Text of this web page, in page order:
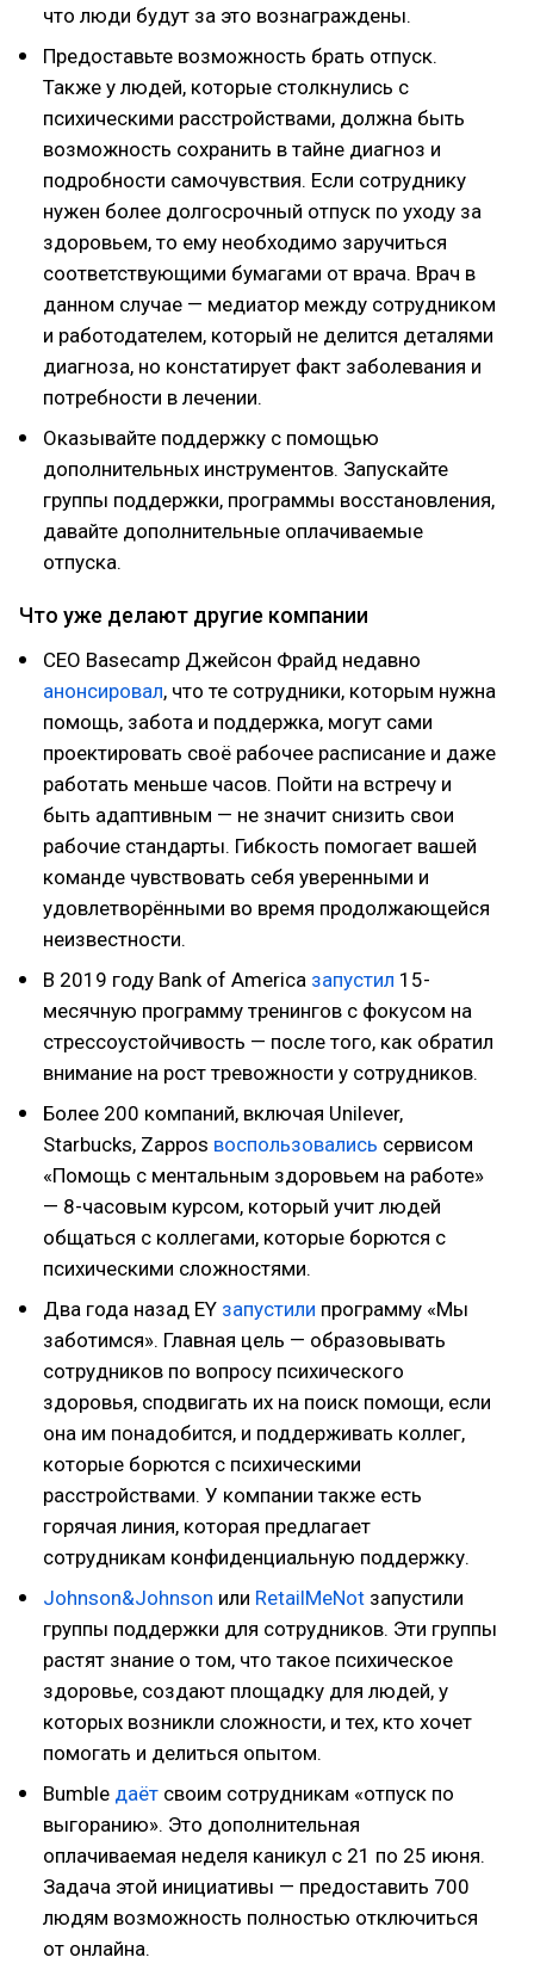
что люди будут за это вознаграждены.
Предоставьте возможность брать отпуск.
Также у людей, которые столкнулись с
психическими расстройствами, должна быть
возможность сохранить в тайне диагноз и
подробности самочувствия. Если сотруднику
нужен более долгосрочный отпуск по уходу за
здоровьем, то ему необходимо заручиться
соответствующими бумагами от врача. Врач в
данном случае — медиатор между сотрудником
и работодателем, который не делится деталями
диагноза, но констатирует факт заболевания и
потребности в лечении.
Оказывайте поддержку с помощью
дополнительных инструментов. Запускайте
группы поддержки, программы восстановления,
давайте дополнительные оплачиваемые
отпуска.
Что уже делают другие компании
СEO Basecamp Джейсон Фрайд недавно
анонсировал, что те сотрудники, которым нужна
помощь, забота и поддержка, могут сами
проектировать своё рабочее расписание и даже
работать меньше часов. Пойти на встречу и
быть адаптивным — не значит снизить свои
рабочие стандарты. Гибкость помогает вашей
команде чувствовать себя уверенными и
удовлетворёнными во время продолжающейся
неизвестности.
В 2019 году Bank of America запустил 15-
месячную программу тренингов с фокусом на
стрессоустойчивость — после того, как обратил
внимание на рост тревожности у сотрудников.
Более 200 компаний, включая Unilever,
Starbucks, Zappos воспользовались сервисом
«Помощь с ментальным здоровьем на работе»
— 8-часовым курсом, который учит людей
общаться с коллегами, которые борются с
психическими сложностями.
Два года назад EY запустили программу «Мы
заботимся». Главная цель — образовывать
сотрудников по вопросу психического
здоровья, сподвигать их на поиск помощи, если
она им понадобится, и поддерживать коллег,
которые борются с психическими
расстройствами. У компании также есть
горячая линия, которая предлагает
сотрудникам конфиденциальную поддержку.
Johnson&Johnson или RetailMeNot запустили
группы поддержки для сотрудников. Эти группы
растят знание о том, что такое психическое
здоровье, создают площадку для людей, у
которых возникли сложности, и тех, кто хочет
помогать и делиться опытом.
Bumble даёт своим сотрудникам «отпуск по
выгоранию». Это дополнительная
оплачиваемая неделя каникул с 21 по 25 июня.
Задача этой инициативы — предоставить 700
людям возможность полностью отключиться
от онлайна.